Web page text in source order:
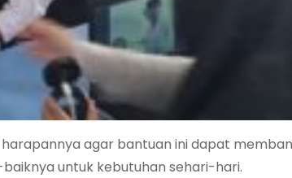
agar bantuan ini dapat
untuk kebutuhan sehari-hari.